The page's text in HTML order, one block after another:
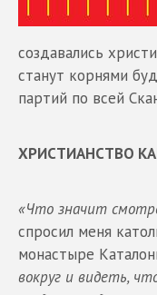
создавались
станут корнями
партий по всей
ХРИСТИАНСТВО
«Что значит
спросил меня
монастыре
вокруг и видеть,